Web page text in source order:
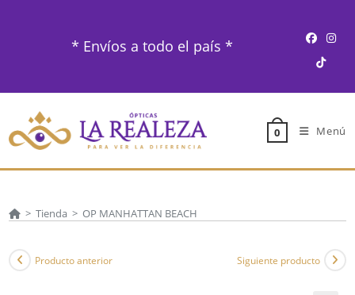
* Envíos a todo el país *
0 Menú
> Tienda > OP MANHATTAN BEACH
Producto anterior Siguiente producto